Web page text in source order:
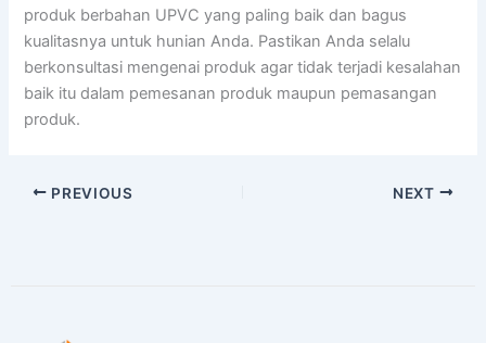
produk berbahan UPVC yang paling baik dan bagus
kualitasnya untuk hunian Anda. Pastikan Anda selalu
berkonsultasi mengenai produk agar tidak terjadi kesalahan
baik itu dalam pemesanan produk maupun pemasangan
produk.
PREVIOUS NEXT